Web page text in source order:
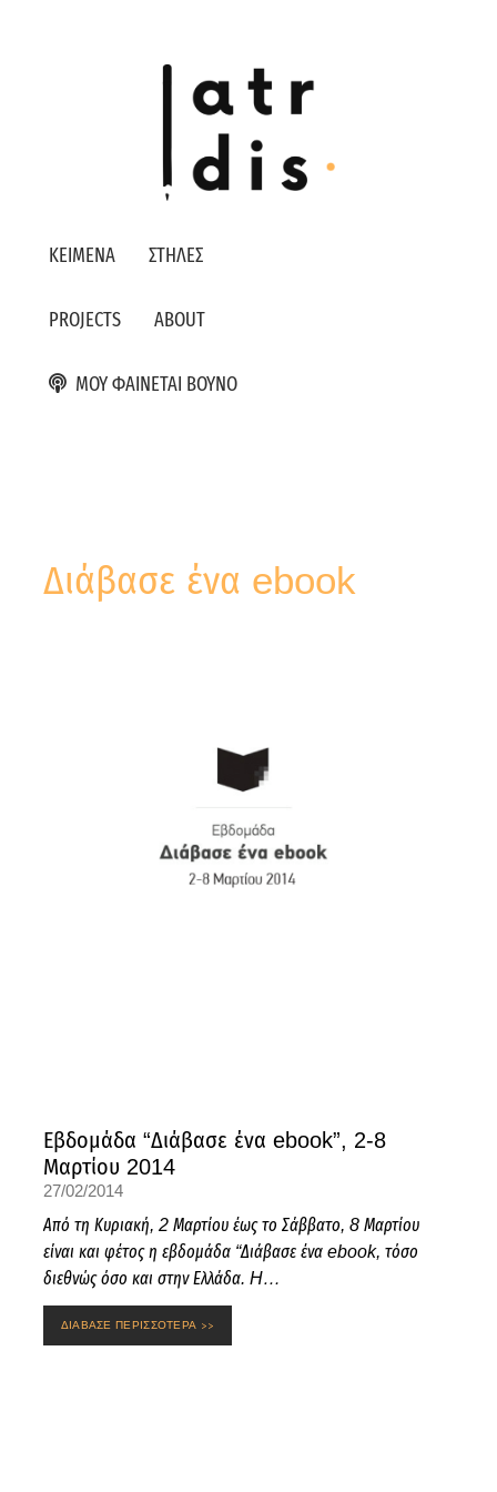
ΚΕΙΜΕΝΑ ΣΤΗΛΕΣ
PROJECTS ABOUT
ΜΟΥ ΦΑΙΝΕΤΑΙ ΒΟΥΝΟ
Διάβασε ένα ebook
Εβδομάδα “Διάβασε ένα ebook”, 2-8
Μαρτίου 2014
27/02/2014
Από τη Κυριακή, 2 Μαρτίου έως το Σάββατο, 8 Μαρτίου
είναι και φέτος η εβδομάδα “Διάβασε ένα ebook, τόσο
διεθνώς όσο και στην Ελλάδα. H…
ΔΙΑΒΑΣΕ ΠΕΡΙΣΣΟΤΕΡΑ >>